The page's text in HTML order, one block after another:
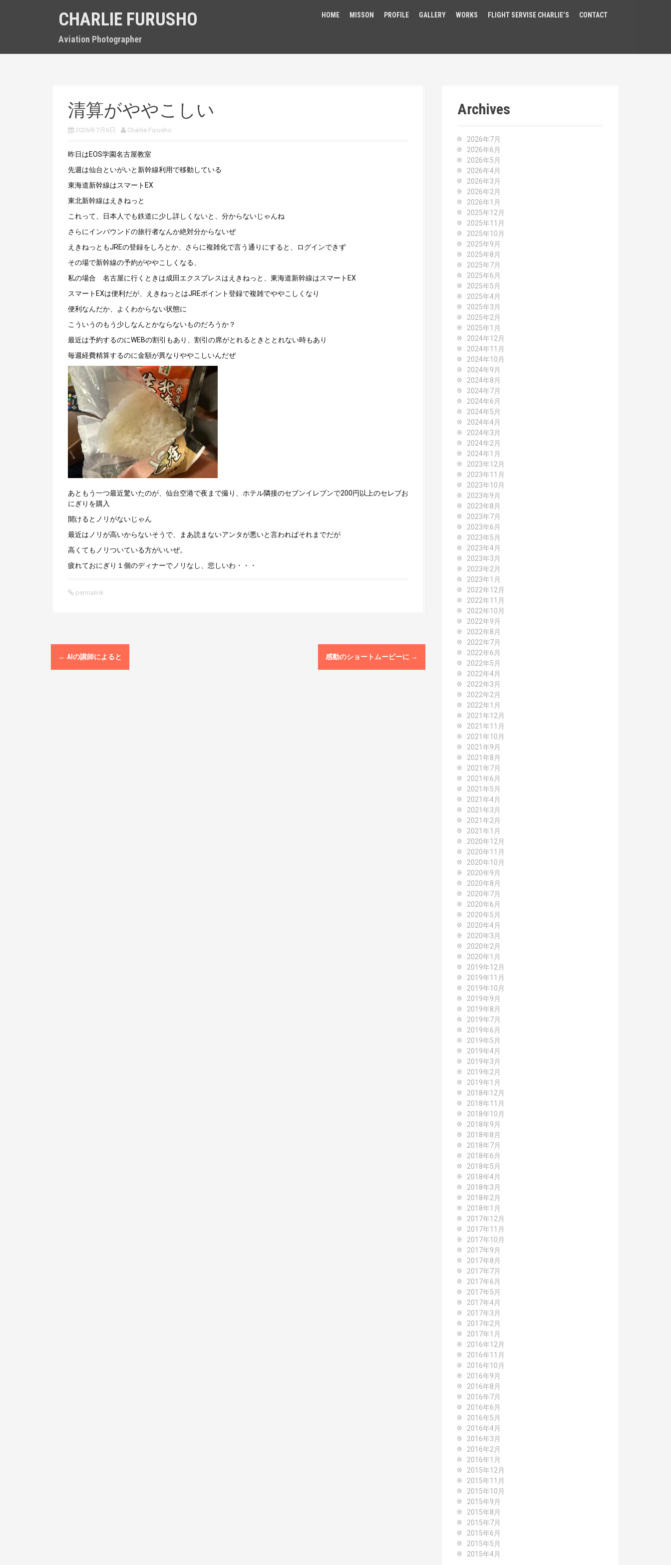
CHARLIE FURUSHO
Aviation Photographer
HOME MISSON PROFILE GALLERY WORKS FLIGHT SERVISE CHARLIE’S CONTACT
清算がややこしい
2026年7月6日 Charlie Furusho
昨日はEOS学園名古屋教室
先週は仙台といがいと新幹線利用で移動している
東海道新幹線はスマートEX
東北新幹線はえきねっと
これって、日本人でも鉄道に少し詳しくないと、分からないじゃんね
さらにインバウンドの旅行者なんか絶対分からないぜ
えきねっともJREの登録をしろとか、さらに複雑化で言う通りにすると、ログインできず
その場で新幹線の予約がややこしくなる、
私の場合 名古屋に行くときは成田エクスプレスはえきねっと、東海道新幹線はスマートEX
スマートEXは便利だが、えきねっとはJREポイント登録で複雑でややこしくなり
便利なんだか、よくわからない状態に
こういうのもう少しなんとかならないものだろうか？
最近は予約するのにWEBの割引もあり、割引の席がとれるときととれない時もあり
毎週経費精算するのに金額が異なりややこしいんだぜ
あともう一つ最近驚いたのが、仙台空港で夜まで撮り、ホテル隣接のセブンイレブンで200円以上のセレブお
にぎりを購入
開けるとノリがないじゃん
最近はノリが高いからないそうで、まあ読まないアンタが悪いと言わればそれまでだが
高くてもノリついている方がいいぜ。
疲れておにぎり１個のディナーでノリなし、悲しいわ・・・
permalink
P
o
← AIの講師によると 感動のショートムービーに →
Archives
2026年7月
2026年6月
2026年5月
2026年4月
2026年3月
2026年2月
2026年1月
2025年12月
2025年11月
2025年10月
2025年9月
2025年8月
2025年7月
2025年6月
2025年5月
2025年4月
2025年3月
2025年2月
2025年1月
2024年12月
2024年11月
2024年10月
2024年9月
2024年8月
2024年7月
2024年6月
2024年5月
2024年4月
2024年3月
2024年2月
2024年1月
2023年12月
2023年11月
2023年10月
2023年9月
2023年8月
2023年7月
2023年6月
2023年5月
2023年4月
2023年3月
2023年2月
2023年1月
2022年12月
2022年11月
2022年10月
2022年9月
2022年8月
2022年7月
2022年6月
2022年5月
2022年4月
2022年3月
2022年2月
2022年1月
2021年12月
2021年11月
2021年10月
2021年9月
2021年8月
2021年7月
2021年6月
2021年5月
2021年4月
2021年3月
2021年2月
2021年1月
2020年12月
2020年11月
2020年10月
2020年9月
2020年8月
2020年7月
2020年6月
2020年5月
2020年4月
2020年3月
2020年2月
2020年1月
2019年12月
2019年11月
2019年10月
2019年9月
2019年8月
2019年7月
2019年6月
2019年5月
2019年4月
2019年3月
2019年2月
2019年1月
2018年12月
2018年11月
2018年10月
2018年9月
2018年8月
2018年7月
2018年6月
2018年5月
2018年4月
2018年3月
2018年2月
2018年1月
2017年12月
2017年11月
2017年10月
2017年9月
2017年8月
2017年7月
2017年6月
2017年5月
2017年4月
2017年3月
2017年2月
2017年1月
2016年12月
2016年11月
2016年10月
2016年9月
2016年8月
2016年7月
2016年6月
2016年5月
2016年4月
2016年3月
2016年2月
2016年1月
2015年12月
2015年11月
2015年10月
2015年9月
2015年8月
2015年7月
2015年6月
2015年5月
2015年4月